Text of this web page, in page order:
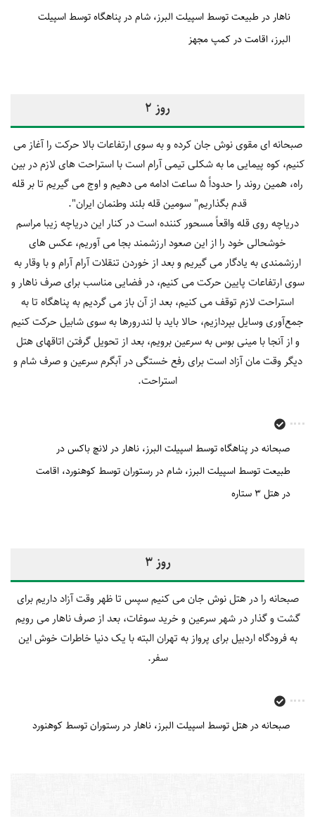
ناهار در طبیعت توسط اسپیلت البرز شام در پناهگاه توسط اسپیلت
البرز اقامت در کمپ مجهز
روز 2
صبحانه ای مقوی نوش جان کرده و به سوی ارتفاعات بالا حرکت را آغاز می
کنیم، کوه پیمایی ما به شکلی تیمی آرام است با استراحت های لازم در بین
راه، همین روند را حدوداً 5 ساعت ادامه می دهیم و اوج می گیریم تا بر قله
قدم بگذاریم" سومین قله بلند وطنمان ایران".
دریاچه روی قله واقعاً مسحور کننده است در کنار این دریاچه زیبا مراسم
خوشحالی خود را از این صعود ارزشمند بجا می آوریم، عکس های
ارزشمندی به یادگار می گیریم و بعد از خوردن تنقلات آرام آرام و با وقار به
سوی ارتفاعات پایین حرکت می کنیم، در فضایی مناسب برای صرف ناهار و
استراحت لازم توقف می کنیم، بعد از آن باز می گردیم به پناهگاه تا به
جمع‌آوری وسایل بپردازیم، حالا باید با لندرورها به سوی شابیل حرکت کنیم
و از آنجا با مینی بوس به سرعین برویم، بعد از تحویل گرفتن اتاقهای هتل
دیگر وقت مان آزاد است برای رفع خستگی در آبگرم سرعین و صرف شام و
استراحت.
صبحانه در پناهگاه توسط اسپیلت البرز ناهار در لانچ باکس در
طبیعت توسط اسپیلت البرز شام در رستوران توسط کوهنورد اقامت
در هتل 3 ستاره
روز 3
صبحانه را در هتل نوش جان می کنیم سپس تا ظهر وقت آزاد داریم برای
گشت و گذار در شهر سرعین و خرید سوغات، بعد از صرف ناهار می رویم
به فرودگاه اردبیل برای پرواز به تهران البته با یک دنیا خاطرات خوش این
سفر.
صبحانه در هتل توسط اسپیلت البرز ناهار در رستوران توسط کوهنورد